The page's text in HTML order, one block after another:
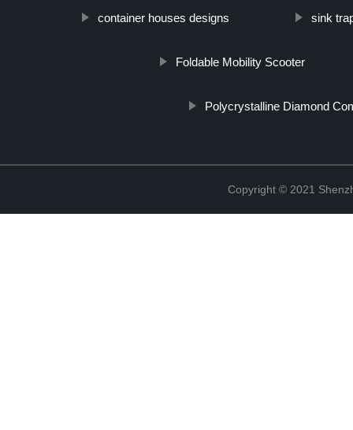
container houses designs sink
Foldable Mobility Scooter
Polycrystalline Diamond
Copyright © 2021